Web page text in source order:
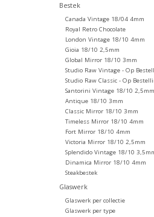
Bestek
Canada Vintage 18/04 4mm
Royal Retro Chocolate
London Vintage 18/10 4mm
Gioia 18/10 2,5mm
Global Mirror 18/10 3mm
Studio Raw Vintage - Op
Studio Raw Classic - Op
Santorini Vintage 18/10 2,5mm
Antique 18/10 3mm
Classic Mirror 18/10 3mm
Timeless Mirror 18/10 4mm
Fort Mirror 18/10 4mm
Victoria Mirror 18/10 2,5mm
Splendido Vintage 18/10
Dinamica Mirror 18/10 4mm
Steakbestek
Glaswerk
Glaswerk per collectie
Glaswerk per type